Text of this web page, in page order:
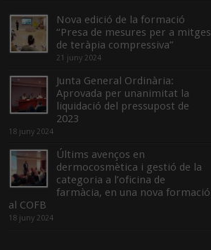
Nova edició de la formació
“Presa de mesures per a mitges
de teràpia compressiva”
21 juny 2024
Junta General Ordinària:
Aprovada per unanimitat la
liquidació del pressupost de
2023
18 juny 2024
Últims avenços en
dermocosmètica i gestió de la
categoria a l’oficina de
farmàcia, en una nova formació
al COFB
18 juny 2024